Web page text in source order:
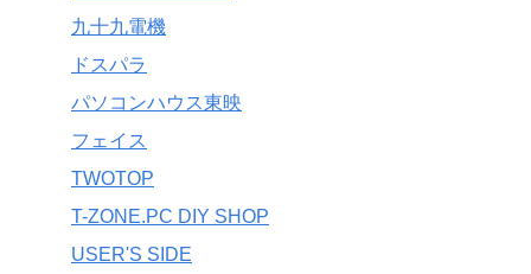
九十九電機
ドスパラ
パソコンハウス東映
フェイス
TWOTOP
T-ZONE.PC DIY SHOP
USER'S SIDE